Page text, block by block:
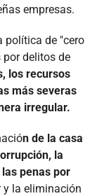
empresas.
política de "cero
por delitos de
los recursos
más severas
irregular.
n de la casa
la
penas por
y la eliminación